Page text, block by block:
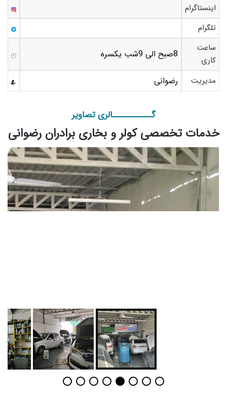
اینستاگرام
تلگرام
ساعت
کاری
8صبح الی 9شب یکسره
مدیریت رضوانی
گـــــــــــالری تصاویر
خدمات تخصصی کولر و بخاری برادران رضوانی